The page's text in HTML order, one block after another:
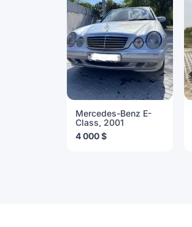
Mercedes-Benz E-
Class, 2001
4 000 $